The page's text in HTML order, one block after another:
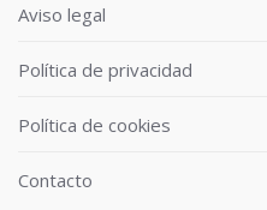
Aviso legal
Política de privacidad
Política de cookies
Contacto